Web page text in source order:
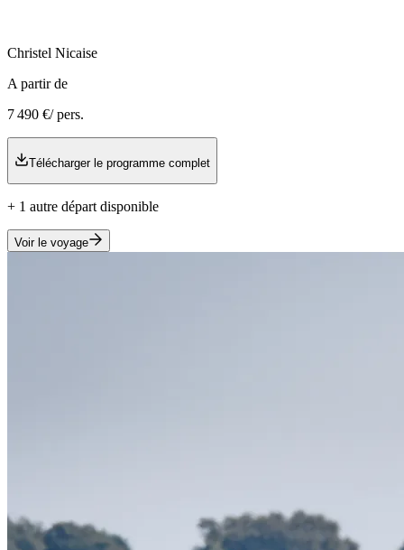
Christel Nicaise
A partir de
7 490 €/ pers.
Télécharger le programme complet
+ 1 autre départ disponible
Voir le voyage